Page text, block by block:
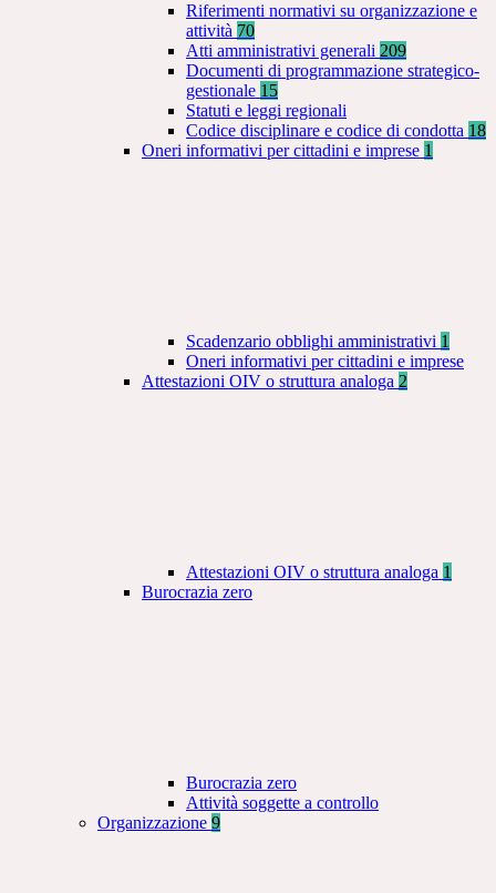
Riferimenti normativi su organizzazione e
attività 70
Atti amministrativi generali 209
Documenti di programmazione strategico-
gestionale 15
Statuti e leggi regionali
Codice disciplinare e codice di condotta 18
Oneri informativi per cittadini e imprese 1
Scadenzario obblighi amministrativi 1
Oneri informativi per cittadini e imprese
Attestazioni OIV o struttura analoga 2
Attestazioni OIV o struttura analoga 1
Burocrazia zero
Burocrazia zero
Attività soggette a controllo
Organizzazione 9